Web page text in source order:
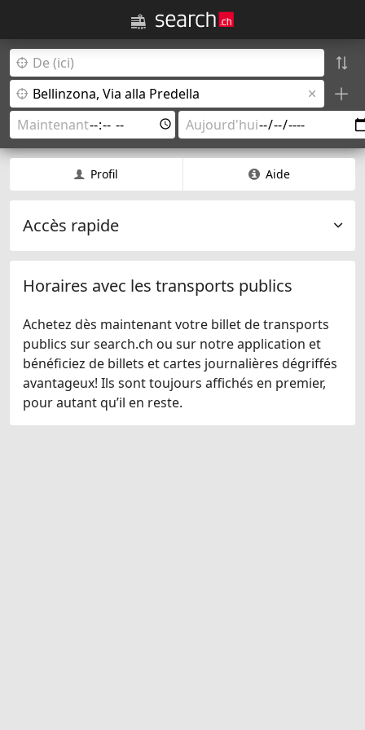
Profil Aide
Accès rapide
Horaires avec les transports publics
Achetez dès maintenant votre billet de transports
publics sur search.ch ou sur notre application et
bénéficiez de billets et cartes journalières dégriffés
avantageux! Ils sont toujours affichés en premier,
pour autant qu’il en reste.